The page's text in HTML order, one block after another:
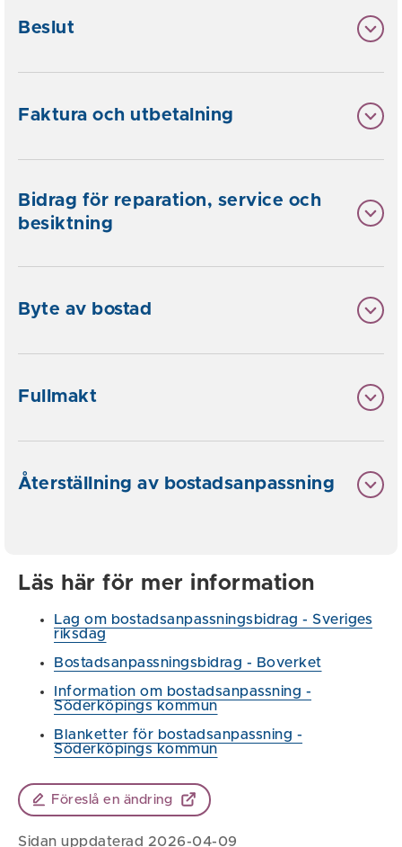
Beslut
Faktura och utbetalning
Bidrag för reparation, service och
besiktning
Byte av bostad
Fullmakt
Återställning av bostadsanpassning
Läs här för mer information
Lag om bostadsanpassningsbidrag - Sveriges
riksdag
Bostadsanpassningsbidrag - Boverket
Information om bostadsanpassning -
Söderköpings kommun
Blanketter för bostadsanpassning -
Söderköpings kommun
Föreslå en ändring
Sidan uppdaterad 2026-04-09